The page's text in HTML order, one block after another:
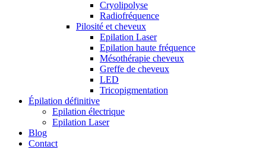
Cryolipolyse
Radiofréquence
Pilosité et cheveux
Epilation Laser
Epilation haute fréquence
Mésothérapie cheveux
Greffe de cheveux
LED
Tricopigmentation
Épilation définitive
Epilation électrique
Epilation Laser
Blog
Contact